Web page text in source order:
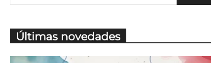
Últimas novedades